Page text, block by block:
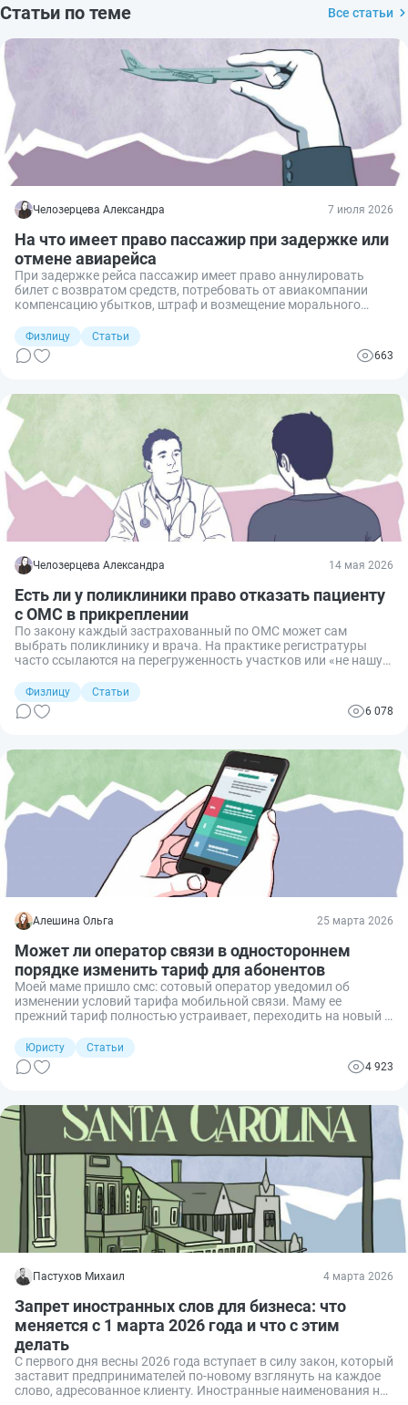
Статьи по теме Все статьи
Челозерцева Александра 7 июля 2026
На что имеет право пассажир при задержке или
отмене авиарейса
При задержке рейса пассажир имеет право аннулировать
билет с возвратом средств, потребовать от авиакомпании
компенсацию убытков, штраф и возмещение морального
обязан бесплатно предоставить определенные услуги,
включая хранение багажа, питьевую воду и горячее питание.
Расскажу, как получить эти компенсации и услуги и что
обязательства.
Физлицу
Статьи
663
Челозерцева Александра 14 мая 2026
Есть ли у поликлиники право отказать пациенту
с ОМС в прикреплении
По закону каждый застрахованный по ОМС может сам
выбрать поликлинику и врача. На практике регистратуры
часто ссылаются на перегруженность участков или «не нашу
куда жаловаться, если вас не ставят на учет, и в каких
случаях отказ законен.
Физлицу
Статьи
6 078
Алешина Ольга 25 марта 2026
Может ли оператор связи в одностороннем
порядке изменить тариф для абонентов
Моей маме пришло смс: сотовый оператор уведомил об
изменении условий тарифа мобильной связи. Маму ее
прежний тариф полностью устраивает, переходить на новый и
оператор в одностороннем порядке поменять ей условия
тарифа? Разбираю, когда оператор вправе менять тариф без
согласия абонента, что считается согласием и какие
Юристу
Статьи
4 923
Пастухов Михаил 4 марта 2026
Запрет иностранных слов для бизнеса: что
меняется с 1 марта 2026 года и что с этим
делать
С первого дня весны 2026 года вступает в силу закон, который
заставит предпринимателей по-новому взглянуть на каждое
слово, адресованное клиенту. Иностранные наименования на